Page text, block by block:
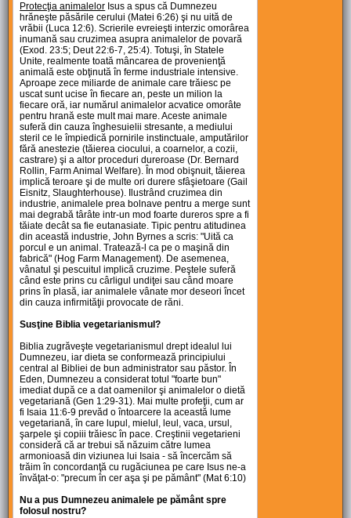
Protecţia animalelor Isus a spus că Dumnezeu
hrăneşte păsările cerului (Matei 6:26) şi nu uită de
vrăbii (Luca 12:6). Scrierile evreieşti interzic omorârea
inumană sau cruzimea asupra animalelor de povară
(Exod. 23:5; Deut 22:6-7, 25:4). Totuşi, în Statele
Unite, realmente toată mâncarea de provenienţă
animală este obţinută în ferme industriale intensive.
Aproape zece miliarde de animale care trăiesc pe
uscat sunt ucise în fiecare an, peste un milion la
fiecare oră, iar numărul animalelor acvatice omorâte
pentru hrană este mult mai mare. Aceste animale
suferă din cauza înghesuielii stresante, a mediului
steril ce le împiedică pornirile instinctuale, amputărilor
fără anestezie (tăierea ciocului, a coarnelor, a cozii,
castrare) şi a altor proceduri dureroase (Dr. Bernard
Rollin, Farm Animal Welfare). În mod obişnuit, tăierea
implică teroare şi de multe ori durere sfâşietoare (Gail
Eisnitz, Slaughterhouse). Ilustrând cruzimea din
industrie, animalele prea bolnave pentru a merge sunt
mai degrabă târâte intr-un mod foarte dureros spre a fi
tăiate decât sa fie eutanasiate. Tipic pentru atitudinea
din această industrie, John Byrnes a scris: "Uită ca
porcul e un animal. Tratează-l ca pe o maşină din
fabrică" (Hog Farm Management). De asemenea,
vânatul şi pescuitul implică cruzime. Peştele suferă
când este prins cu cârligul undiţei sau când moare
prins în plasă, iar animalele vânate mor deseori încet
din cauza infirmităţii provocate de răni.
Susţine Biblia vegetarianismul?
Biblia zugrăveşte vegetarianismul drept idealul lui
Dumnezeu, iar dieta se conformează principiului
central al Bibliei de bun administrator sau păstor. În
Eden, Dumnezeu a considerat totul "foarte bun"
imediat după ce a dat oamenilor şi animalelor o dietă
vegetariană (Gen 1:29-31). Mai multe profeţii, cum ar
fi Isaia 11:6-9 prevăd o întoarcere la această lume
vegetariană, în care lupul, mielul, leul, vaca, ursul,
şarpele şi copiii trăiesc în pace. Creştinii vegetarieni
consideră că ar trebui să năzuim către lumea
armonioasă din viziunea lui Isaia - să încercăm să
trăim în concordanţă cu rugăciunea pe care Isus ne-a
învăţat-o: "precum în cer aşa şi pe pământ" (Mat 6:10)
Nu a pus Dumnezeu animalele pe pământ spre
folosul nostru?